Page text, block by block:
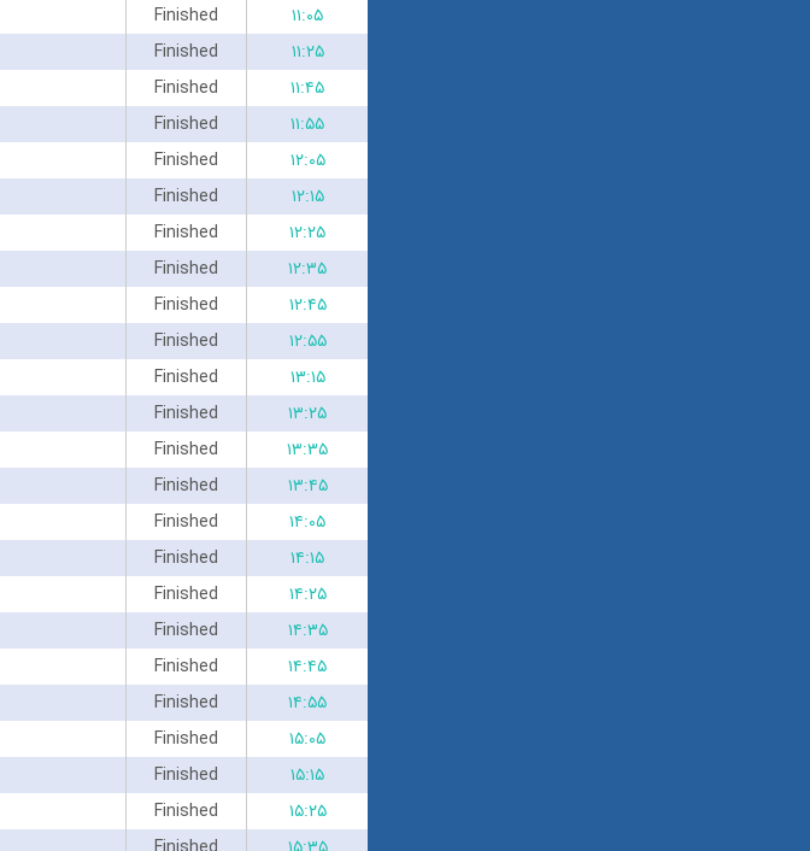
Finished
۱۱:۰۵
Finished
۱۱:۲۵
Finished
۱۱:۴۵
Finished
۱۱:۵۵
Finished
۱۲:۰۵
Finished
۱۲:۱۵
Finished
۱۲:۲۵
Finished
۱۲:۳۵
Finished
۱۲:۴۵
Finished
۱۲:۵۵
Finished
۱۳:۱۵
Finished
۱۳:۲۵
Finished
۱۳:۳۵
Finished
۱۳:۴۵
Finished
۱۴:۰۵
Finished
۱۴:۱۵
Finished
۱۴:۲۵
Finished
۱۴:۳۵
Finished
۱۴:۴۵
Finished
۱۴:۵۵
Finished
۱۵:۰۵
Finished
۱۵:۱۵
Finished
۱۵:۲۵